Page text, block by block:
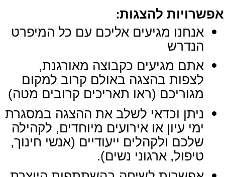
אפשרויות להצגות:
אנחנו מגיעים אליכם עם כל המיפרט
הנדרש
אתם מגיעים כקבוצה מאורגנת,
לצפות בהצגה באולם קרוב למקום
מגוריכם (ראו תאריכים קרובים מטה)
ניתן וכדאי לשלב את ההצגה במסגרת
ימי עיון או אירועים מיוחדים, לקהילה
שלכם ולקהלים ייעודיים (אנשי חינוך,
טיפול, ארגוני נשים).